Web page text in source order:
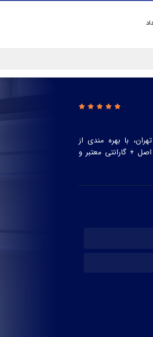
با بهره مندی از
+ گارانتی معتبر و